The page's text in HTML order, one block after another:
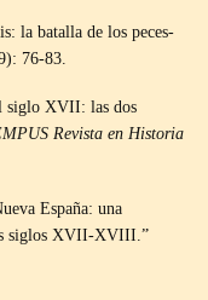
la batalla de los peces-
76-83.
siglo XVII: las dos
Revista en Historia
España: una
siglos XVII-XVIII.”